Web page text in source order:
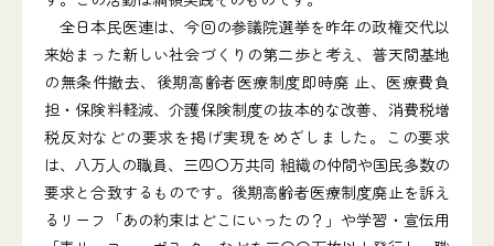
全日本民医連は、今回の参議院選挙を昨年の政権交代以
来始まった新しい社会づくりの第二歩と考え、普天間基地
の無条件撤去、後期高齢者医療制度即時廃 止、医療費負
担・保険料軽減、介護保険制度の抜本的な改善、消費税増
税反対などの要求を掲げ実現をめざしました。この要求
は、八万人の職員、三四〇万共同 組織の仲間や国民多数の
要求と合致するものです。後期高齢者医療制度廃止を訴え
るリーフ「あの約束はどこにいったの？」や学習・宣伝用